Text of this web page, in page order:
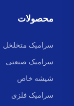
محصولات
سرامیک متخلخل
سرامیک صنعتی
شیشه خاص
سرامیک فلزی